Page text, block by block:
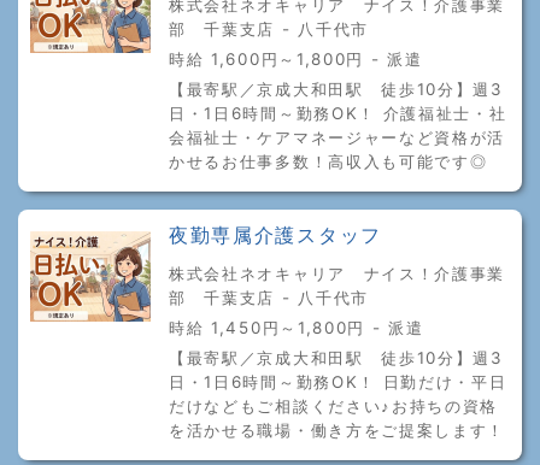
株式会社ネオキャリア ナイス！介護事業
部 千葉支店 - 八千代市
時給 1,600円～1,800円 - 派遣
【最寄駅／京成大和田駅 徒歩10分】週3
日・1日6時間～勤務OK！ 介護福祉士・社
会福祉士・ケアマネージャーなど資格が活
かせるお仕事多数！高収入も可能です◎
夜勤専属介護スタッフ
株式会社ネオキャリア ナイス！介護事業
部 千葉支店 - 八千代市
時給 1,450円～1,800円 - 派遣
【最寄駅／京成大和田駅 徒歩10分】週3
日・1日6時間～勤務OK！ 日勤だけ・平日
だけなどもご相談ください♪お持ちの資格
を活かせる職場・働き方をご提案します！